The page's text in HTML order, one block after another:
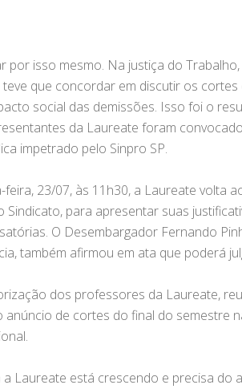
isso mesmo. Na justiça do
que concordar em discutir os cortes
social das demissões. Isso foi o
da Laureate foram
impetrado pelo Sinpro SP.
23/07, às 11h30, a Laureate volta
Sindicato, para apresentar suas
O Desembargador Fernando
também afirmou em ata que poderá
dos professores da Laureate,
anúncio de cortes do final do semestre
Laureate está crescendo e precisa do